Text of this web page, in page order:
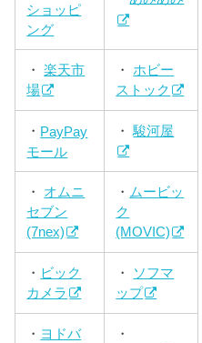
ショッピ
ング
・楽天市
場
・ホビー
ストック
・ PayPay
モール
・駿河屋
・ オムニ
セブン
(7nex)
・ ムービッ
ク
(MOVIC)
・ ビック
カメラ
・
ソフマ
ップ
・ ヨドバ
・